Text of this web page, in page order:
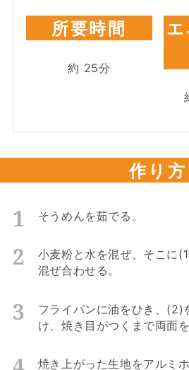
所要時間
約 25分
作り方
そうめんを茹でる。
小麦粉と水を混ぜ、そこに
混ぜ合わせる。
フライパンに油をひき、(2)
け、焼き目がつくまで両面を
焼き上がった生地をアルミ